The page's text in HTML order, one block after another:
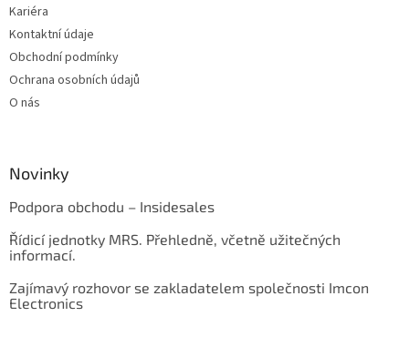
Kariéra
Kontaktní údaje
Obchodní podmínky
Ochrana osobních údajů
O nás
Novinky
Podpora obchodu – Insidesales
Řídicí jednotky MRS. Přehledně, včetně užitečných
informací.
Zajímavý rozhovor se zakladatelem společnosti Imcon
Electronics